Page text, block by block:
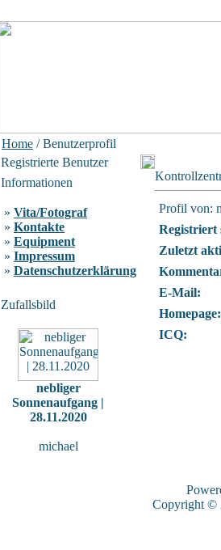
Home / Benutzerprofil
Registrierte Benutzer
Informationen
» Vita/Fotograf
» Kontakte
» Equipment
» Impressum
» Datenschutzerklärung
Zufallsbild
nebliger
Sonnenaufgang |
28.11.2020
michael
Profil von:
Registriert
Zuletzt
E-Mail:
Homepage:
ICQ:
Copyright ©